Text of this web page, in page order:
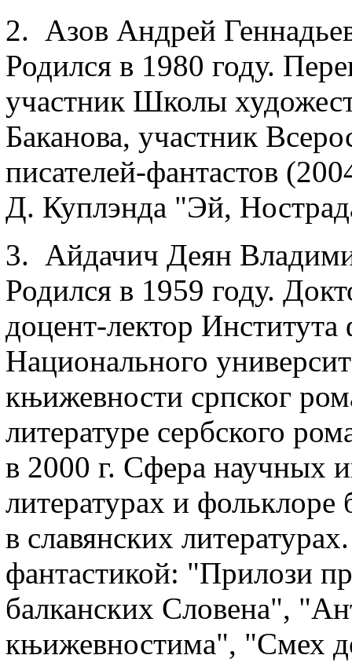
2. Азов Андрей
Родился в 1980 году.
участник Школы
Баканова, участник
писателей-фантастов
Д. Куплэнда "Эй,
3. Айдачич Деян
Родился в 1959 году.
доцент-лектор
Национального
књижевности српског
литературе сербского
в 2000 г. Сфера научных
литературах и фольклоре
в славянских
фантастикой: "Прилози
балканских Словена",
књижевностима", "Смех